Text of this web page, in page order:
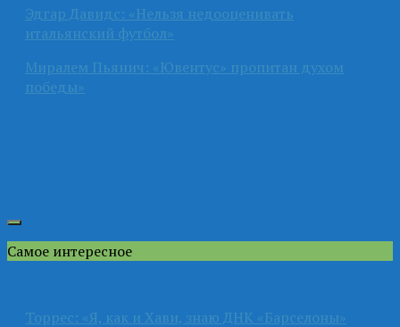
Эдгар Давидс: «Нельзя недооценивать
итальянский футбол»
Миралем Пьянич: «Ювентус» пропитан духом
победы»
Самое интересное
Торрес: «Я, как и Хави, знаю ДНК «Барселоны»